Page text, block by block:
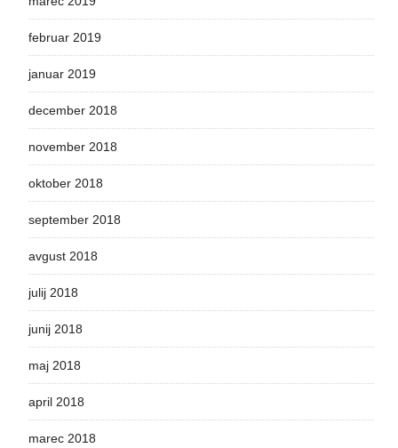
februar 2019
januar 2019
december 2018
november 2018
oktober 2018
september 2018
avgust 2018
julij 2018
junij 2018
maj 2018
april 2018
marec 2018